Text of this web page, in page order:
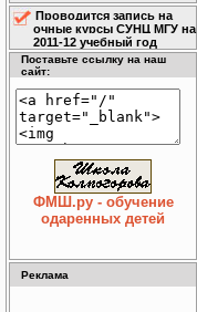
Проводится запись на
очные курсы СУНЦ МГУ на
2011-12 учебный год
Поставьте ссылку на наш
сайт:
ФМШ.ру - обучение
одаренных детей
Реклама